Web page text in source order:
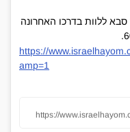
ללוות בדרכו האחרונה
https://
amp=1
https://